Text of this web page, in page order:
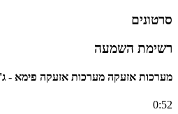
סרטונים
רשימת השמעה
מערכות אזעקה מערכות אזעקה פימא -
0:52